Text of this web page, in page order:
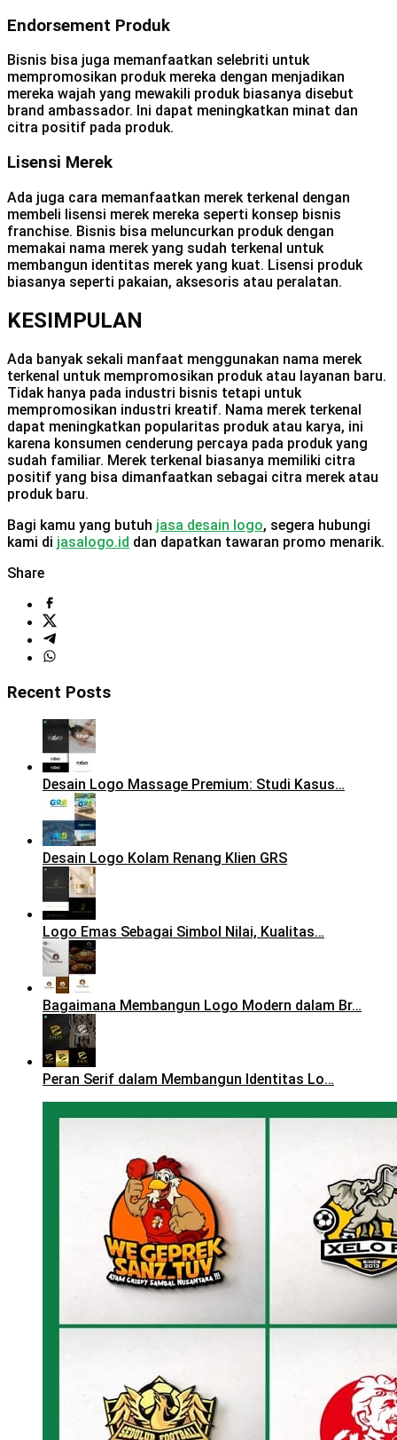
Endorsement Produk
Bisnis bisa juga memanfaatkan selebriti untuk
mempromosikan produk mereka dengan menjadikan
mereka wajah yang mewakili produk biasanya disebut
brand ambassador. Ini dapat meningkatkan minat dan
citra positif pada produk.
Lisensi Merek
Ada juga cara memanfaatkan merek terkenal dengan
membeli lisensi merek mereka seperti konsep bisnis
franchise. Bisnis bisa meluncurkan produk dengan
memakai nama merek yang sudah terkenal untuk
membangun identitas merek yang kuat. Lisensi produk
biasanya seperti pakaian, aksesoris atau peralatan.
KESIMPULAN
Ada banyak sekali manfaat menggunakan nama merek
terkenal untuk mempromosikan produk atau layanan baru.
Tidak hanya pada industri bisnis tetapi untuk
mempromosikan industri kreatif. Nama merek terkenal
dapat meningkatkan popularitas produk atau karya, ini
karena konsumen cenderung percaya pada produk yang
sudah familiar. Merek terkenal biasanya memiliki citra
positif yang bisa dimanfaatkan sebagai citra merek atau
produk baru.
Bagi kamu yang butuh jasa desain logo, segera hubungi
kami di jasalogo.id dan dapatkan tawaran promo menarik.
Share
Recent Posts
Desain Logo Massage Premium: Studi Kasus…
Desain Logo Kolam Renang Klien GRS
Logo Emas Sebagai Simbol Nilai, Kualitas…
Bagaimana Membangun Logo Modern dalam Br…
Peran Serif dalam Membangun Identitas Lo…